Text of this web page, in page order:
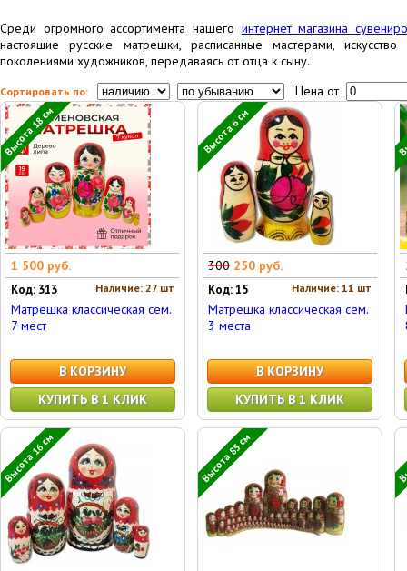
Среди огромного ассортимента нашего интернет магазина
настоящие русские матрешки, расписанные мастерами, искусство
поколениями художников, передаваясь от отца к сыну.
Сортировать по: Цена от
Высота 18 см
1 500 руб.
Наличие: 27 шт
Код: 313
Матрешка классическая сем.
7 мест
В КОРЗИНУ
КУПИТЬ В 1 КЛИК
Высота 6 см
300 250 руб.
Наличие: 11 шт
Код: 15
Матрешка классическая сем.
3 места
В КОРЗИНУ
КУПИТЬ В 1 КЛИК
Высота 16 см Высота 85 см